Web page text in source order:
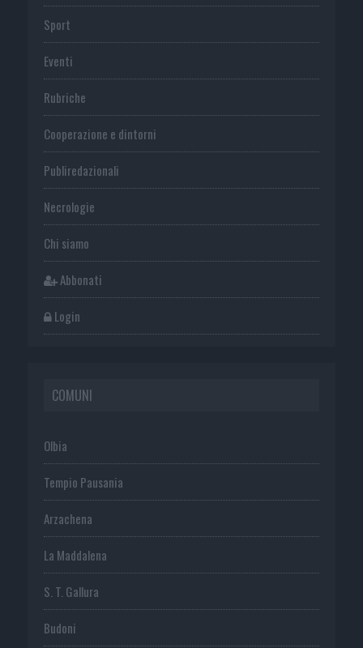
Sport
Eventi
Rubriche
Cooperazione e dintorni
Publiredazionali
Necrologie
Chi siamo
Abbonati
Login
COMUNI
Olbia
Tempio Pausania
Arzachena
La Maddalena
S. T. Gallura
Budoni